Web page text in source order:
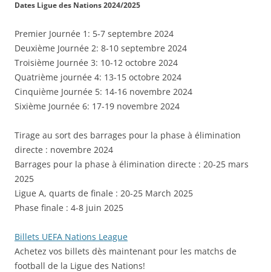
Dates Ligue des Nations 2024/2025
Premier Journée 1: 5-7 septembre 2024
Deuxième Journée 2: 8-10 septembre 2024
Troisième Journée 3: 10-12 octobre 2024
Quatrième journée 4: 13-15 octobre 2024
Cinquième Journée 5: 14-16 novembre 2024
Sixième Journée 6: 17-19 novembre 2024
Tirage au sort des barrages pour la phase à élimination
directe : novembre 2024
Barrages pour la phase à élimination directe : 20-25 mars
2025
Ligue A, quarts de finale : 20-25 March 2025
Phase finale : 4-8 juin 2025
Billets UEFA Nations League
Achetez vos billets dès maintenant pour les matchs de
football de la Ligue des Nations!